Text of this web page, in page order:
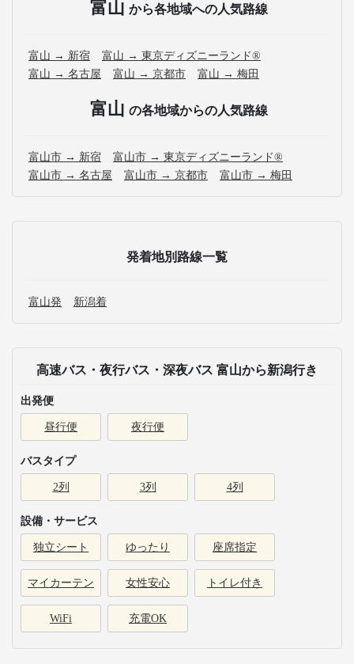
富山 から各地域への人気路線
富山 → 新宿
富山 → 東京ディズニーランド®
富山 → 名古屋
富山 → 京都市 富山 → 梅田
富山 の各地域からの人気路線
富山市 → 新宿
富山市 → 東京ディズニーランド®
富山市 → 名古屋
富山市 → 京都市 富山市 → 梅田
発着地別路線一覧
富山発 新潟着
高速バス・夜行バス・深夜バス 富山から新潟行き
出発便
昼行便 夜行便
バスタイプ
2列 3列 4列
設備・サービス
独立シート ゆったり 座席指定
マイカーテン 女性安心 トイレ付き
WiFi 充電OK